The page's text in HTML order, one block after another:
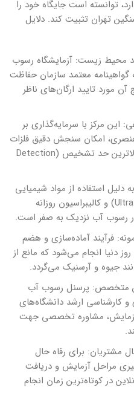
توانسته است جایگاه خود را
تهران تثبیت کند. دلایل
محیط زیست: آزمایشگاه رسوب
معتمد سازمان حفاظت
مورد تایید ارگان‌های ناظر
این مرکز با سرمایه‌گذاری بر
عنصری، امکان سنجش دقیق فلزات
سنگین را در کمترین زمان و با بالاترین حد تشخیص (Detection
دلیل استفاده از مواد شیمیایی
مرجع با گرید فوق خالص (Ultra-pure) و کالیبراسیون روزانه
رسوب آب نزدیک به صفر است.
فرآیند آماده‌سازی و هضم
دنیا انجام می‌شود که مانع از
جیوه و آرسنیک می‌گردد.
متخصص: پرسنل رسوب آب
کارشناسی ارشد دانشگاه‌های
آزمایش، مشاوره تخصصی جهت
مشتریان: برای رفاه حال
مراحل آزمایش و دریافت
در کوتاه‌ترین زمان انجام